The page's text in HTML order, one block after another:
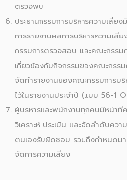
ตรวจพบ
ประธานกรรมการบริหารความเสี่ย
การรายงานผลการบริหารความเสี่
กรรมการตรวจสอบ และคณะกรรม
เกี่ยวข้องกับกิจกรรมของคณะกรรม
จัดทำรายงานของคณะกรรมการบริ
ไว้ในรายงานประจำปี (แบบ 56-1
ผู้บริหารและพนักงานทุกคนมีหน้าที่
วิเคราะห์ ประเมิน และจัดลำดับคว
ตนเองรับผิดชอบ รวมถึงกำหนดมา
จัดการความเสี่ยง